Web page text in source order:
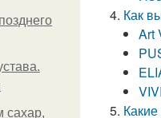
сахар,
Как
Art